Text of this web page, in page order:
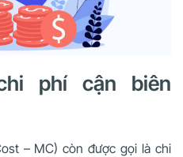
phí cận biên
– MC) còn được gọi là chi